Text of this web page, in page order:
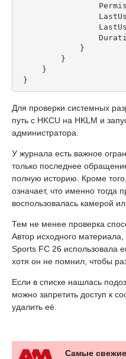
LastUsedStop
Duration
}
}
}
}
Для проверки системных
путь с HKCU на HKLM и
администратора.
У журнала есть важное
только последнее
полную историю. Кроме
означает, что именно тогда
воспользовалась камерой
Тем не менее проверка
Автор исходного
Sports FC 26 использовала
хотя он не помнил, чтобы
Если в списке нашлась
можно запретить доступ к
удалить её.
Самые